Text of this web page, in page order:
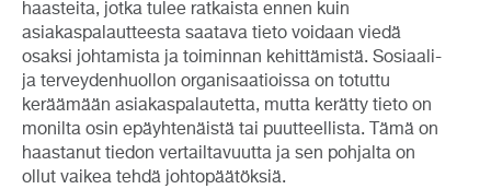
haasteita, jotka tulee ratkaista ennen kuin
asiakaspalautteesta saatava tieto voidaan viedä
osaksi johtamista ja toiminnan kehittämistä. Sosiaali-
ja terveydenhuollon organisaatioissa on totuttu
keräämään asiakaspalautetta, mutta kerätty tieto on
monilta osin epäyhtenäistä tai puutteellista. Tämä on
haastanut tiedon vertailtavuutta ja sen pohjalta on
ollut vaikea tehdä johtopäätöksiä.